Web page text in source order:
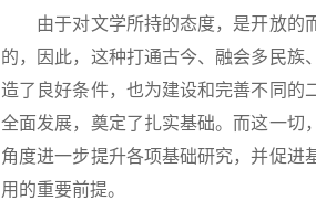
由于对文学所持的态度，是开放的
的，因此，这种打通古今、融会多民族
造了良好条件，也为建设和完善不同的
全面发展，奠定了扎实基础。而这一切
角度进一步提升各项基础研究，并促进
用的重要前提。